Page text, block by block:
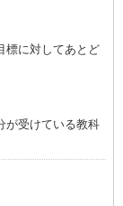
標に対してあとど
が受けている教科